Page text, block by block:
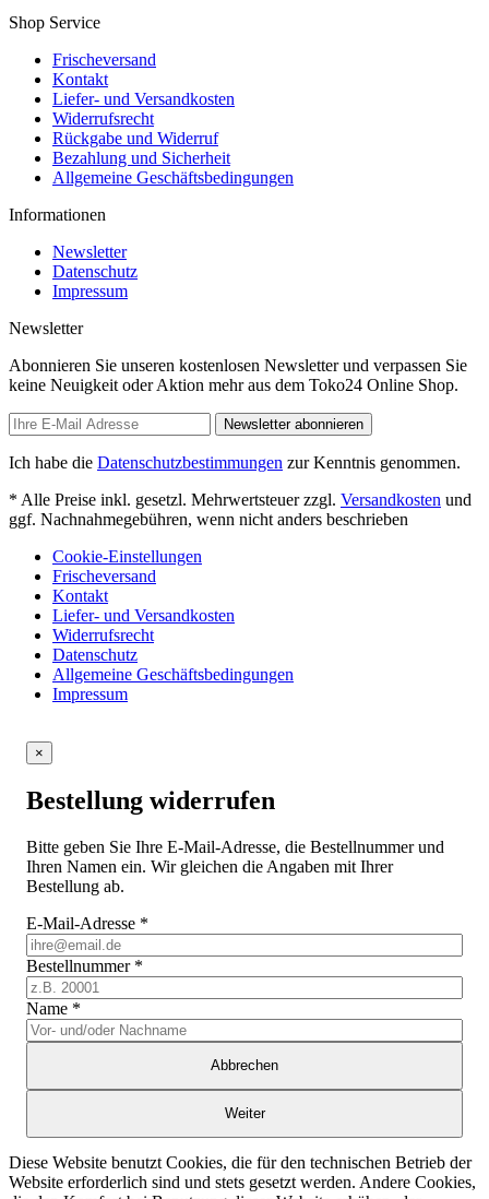
Shop Service
Frischeversand
Kontakt
Liefer- und Versandkosten
Widerrufsrecht
Rückgabe und Widerruf
Bezahlung und Sicherheit
Allgemeine Geschäftsbedingungen
Informationen
Newsletter
Datenschutz
Impressum
Newsletter
Abonnieren Sie unseren kostenlosen Newsletter und verpassen Sie
keine Neuigkeit oder Aktion mehr aus dem Toko24 Online Shop.
Newsletter abonnieren
Ich habe die Datenschutzbestimmungen zur Kenntnis genommen.
* Alle Preise inkl. gesetzl. Mehrwertsteuer zzgl. Versandkosten und
ggf. Nachnahmegebühren, wenn nicht anders beschrieben
Cookie-Einstellungen
Frischeversand
Kontakt
Liefer- und Versandkosten
Widerrufsrecht
Datenschutz
Allgemeine Geschäftsbedingungen
Impressum
×
Bestellung widerrufen
Bitte geben Sie Ihre E-Mail-Adresse, die Bestellnummer und
Ihren Namen ein. Wir gleichen die Angaben mit Ihrer
Bestellung ab.
E-Mail-Adresse *
Bestellnummer *
Name *
Abbrechen
Weiter
Diese Website benutzt Cookies, die für den technischen Betrieb der
Website erforderlich sind und stets gesetzt werden. Andere Cookies,